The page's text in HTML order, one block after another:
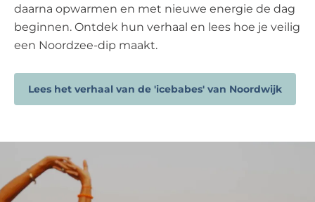
daarna opwarmen en met nieuwe energie de dag
beginnen. Ontdek hun verhaal en lees hoe je veilig
een Noordzee-dip maakt.
Lees het verhaal van de 'icebabes' van Noordwijk